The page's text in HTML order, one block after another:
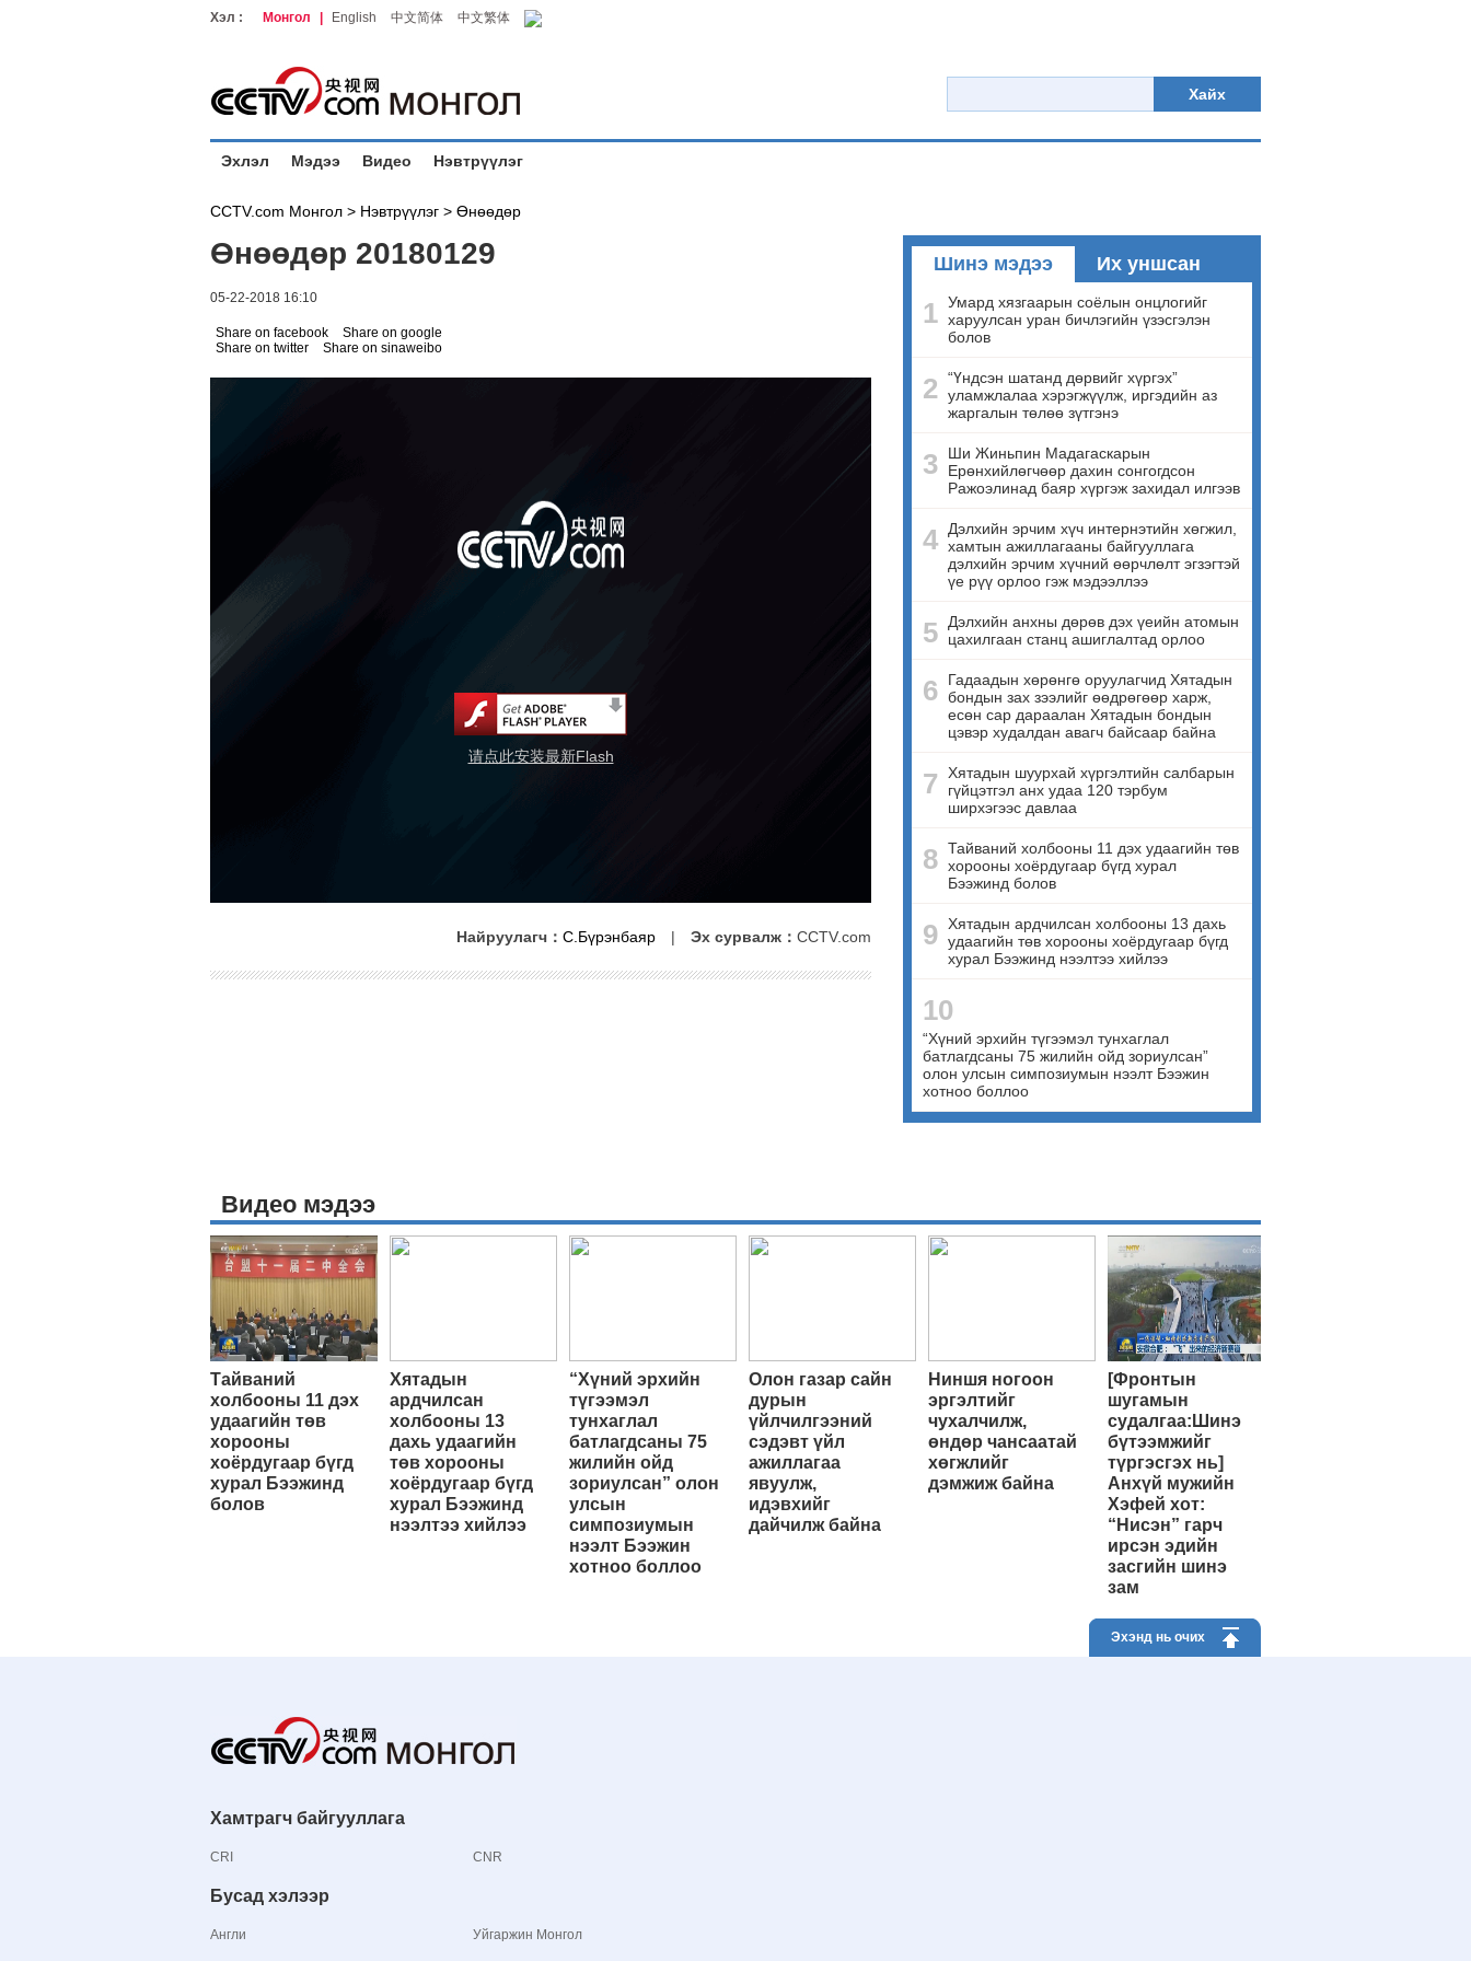
Хэл : Монгол English 中文简体 中文繁体
Хайх
Эхлэл Мэдээ Видео Нэвтрүүлэг
CCTV.com Монгол > Нэвтрүүлэг > Өнөөдөр
Өнөөдөр 20180129
05-22-2018 16:10
Share on facebook
Share on google
Share on twitter
Share on sinaweibo
请点此安装最新Flash
Найруулагч： С.Бүрэнбаяр | Эх сурвалж： CCTV.com
Шинэ мэдээ Их уншсан
1 Умард хязгаарын соёлын онцлогийг
харуулсан уран бичлэгийн үзэсгэлэн
болов
2 “Үндсэн шатанд дөрвийг хүргэх”
уламжлалаа хэрэгжүүлж, иргэдийн аз
жаргалын төлөө зүтгэнэ
3
Ши Жиньпин Мадагаскарын
Ерөнхийлөгчөөр дахин сонгогдсон
Ражоэлинад баяр хүргэж захидал илгээв
4
Дэлхийн эрчим хүч интернэтийн хөгжил,
хамтын ажиллагааны байгууллага
дэлхийн эрчим хүчний өөрчлөлт эгзэгтэй
үе рүү орлоо гэж мэдээллээ
5
Дэлхийн анхны дөрөв дэх үеийн атомын
цахилгаан станц ашиглалтад орлоо
6
Гадаадын хөрөнгө оруулагчид Хятадын
бондын зах зээлийг өөдрөгөөр харж,
есөн сар дараалан Хятадын бондын
цэвэр худалдан авагч байсаар байна
7
Хятадын шуурхай хүргэлтийн салбарын
гүйцэтгэл анх удаа 120 тэрбум
ширхэгээс давлаа
8 Тайваний холбооны 11 дэх удаагийн төв
хорооны хоёрдугаар бүгд хурал
Бээжинд болов
9 Хятадын ардчилсан холбооны 13 дахь
удаагийн төв хорооны хоёрдугаар бүгд
хурал Бээжинд нээлтээ хийлээ
10
“Хүний эрхийн түгээмэл тунхаглал
батлагдсаны 75 жилийн ойд зориулсан”
олон улсын симпозиумын нээлт Бээжин
хотноо боллоо
Видео мэдээ
Тайваний
холбооны 11 дэх
удаагийн төв
хорооны
хоёрдугаар бүгд
хурал Бээжинд
болов
Хятадын
ардчилсан
холбооны 13
дахь удаагийн
төв хорооны
хоёрдугаар бүгд
хурал Бээжинд
нээлтээ хийлээ
“Хүний эрхийн
түгээмэл
тунхаглал
батлагдсаны 75
жилийн ойд
зориулсан” олон
улсын
симпозиумын
нээлт Бээжин
хотноо боллоо
Олон газар сайн
дурын
үйлчилгээний
сэдэвт үйл
ажиллагаа
явуулж,
идэвхийг
дайчилж байна
Ниншя ногоон
эргэлтийг
чухалчилж,
өндөр чансаатай
хөгжлийг
дэмжиж байна
[Фронтын
шугамын
судалгаа:Шинэ
бүтээмжийг
түргэсгэх нь]
Анхүй мужийн
Хэфей хот:
“Нисэн” гарч
ирсэн эдийн
засгийн шинэ
зам
Эхэнд нь очих
Хамтрагч байгууллага
CRI CNR
Бусад хэлээр
Англи Уйгаржин Монгол